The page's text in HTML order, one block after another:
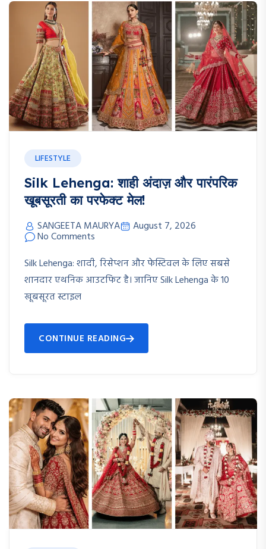
LIFESTYLE
Silk Lehenga: शाही अंदाज़ और पारंपरिक
खूबसूरती का परफेक्ट मेल!
SANGEETA MAURYA August 7, 2026
No Comments
Silk Lehenga: शादी, रिसेप्शन और फेस्टिवल के लिए सबसे
शानदार एथनिक आउटफिट है। जानिए Silk Lehenga के 10
खूबसूरत स्टाइल
CONTINUE READING